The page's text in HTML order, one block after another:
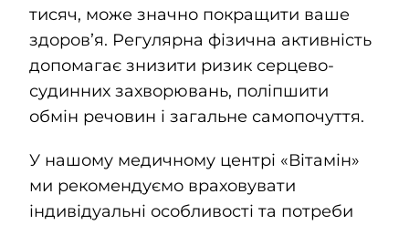
тисяч, може значно покращити ваше
здоровʼя. Регулярна фізична активність
допомагає знизити ризик серцево-
судинних захворювань, поліпшити
обмін речовин і загальне самопочуття.
У нашому медичному центрі «Вітамін»
ми рекомендуємо враховувати
індивідуальні особливості та потреби